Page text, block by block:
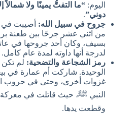
اليوم: “ما التفتُّ يمينًا ولا شمالاً
دوني”.
جروح في سبيل الله: أصيبت في
من اثني عشر جرحًا بين طعنة
بسيف، وكان أحد جروحها في
لدرجة أنها داوته لمدة عام كامل.
رمز الشجاعة والتضحية: لم
الوحيدة. شاركت أم عمارة في
غزوات أخرى، وحتى في حروب
النبي ﷺ، حيث قاتلت في معركة
وقطعت يدها.